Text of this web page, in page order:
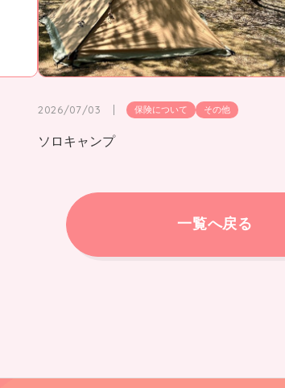
2026/07/03 保険について その他
ソロキャンプ
一覧へ戻る